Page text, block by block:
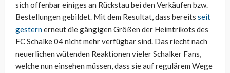
sich offenbar einiges an Rückstau bei den Verkäufen bzw.
Bestellungen gebildet. Mit dem Resultat, dass bereits seit
gesternerneut die gängigen Größen der Heimtrikots des
FC Schalke 04 nicht mehr verfügbar sind. Das riecht nach
neuerlichen wütenden Reaktionen vieler Schalker Fans,
welche nun einsehen müssen, dass sie auf regulärem Wege